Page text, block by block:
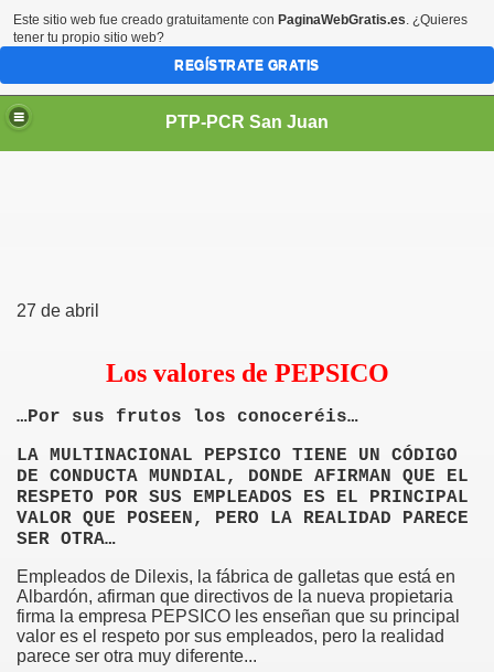
PTP-PCR San Juan
27 de abril
Los valores de PEPSICO
…Por sus frutos los conoceréis…
LA MULTINACIONAL PEPSICO TIENE UN CÓDIGO
DE CONDUCTA MUNDIAL, DONDE AFIRMAN QUE EL
RESPETO POR SUS EMPLEADOS ES EL PRINCIPAL
VALOR QUE POSEEN, PERO LA REALIDAD PARECE
SER OTRA…
Empleados de Dilexis, la fábrica de galletas que está en
Albardón, afirman que directivos de la nueva propietaria
firma la empresa PEPSICO les enseñan que su principal
valor es el respeto por sus empleados, pero la realidad
parece ser otra muy diferente...
Este sitio web fue creado gratuitamente con PaginaWebGratis.es. ¿Quieres
tener tu propio sitio web?
REGÍSTRATE GRATIS